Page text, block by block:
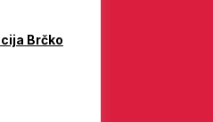
Brčko